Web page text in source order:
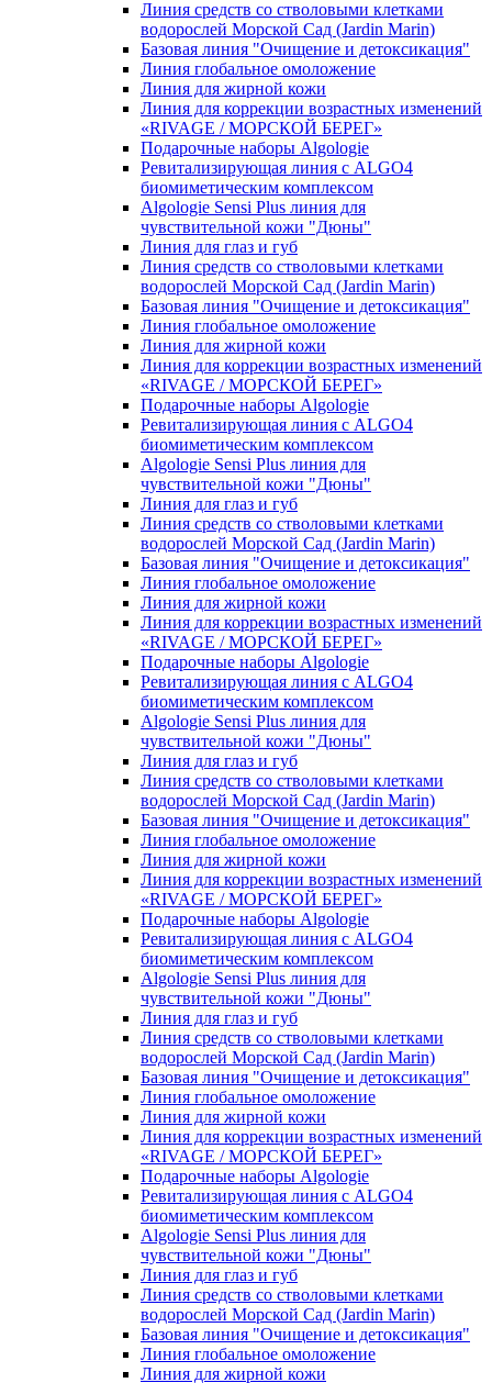
Линия средств со стволовыми клетками
водорослей Морской Сад (Jardin Marin)
Базовая линия "Очищение и детоксикация"
Линия глобальное омоложение
Линия для жирной кожи
Линия для коррекции возрастных изменений
«RIVAGE / МОРСКОЙ БЕРЕГ»
Подарочные наборы Algologie
Ревитализирующая линия с ALGO4
биомиметическим комплексом
Algologie Sensi Plus линия для
чувcтвительной кожи "Дюны"
Линия для глаз и губ
Линия средств со стволовыми клетками
водорослей Морской Сад (Jardin Marin)
Базовая линия "Очищение и детоксикация"
Линия глобальное омоложение
Линия для жирной кожи
Линия для коррекции возрастных изменений
«RIVAGE / МОРСКОЙ БЕРЕГ»
Подарочные наборы Algologie
Ревитализирующая линия с ALGO4
биомиметическим комплексом
Algologie Sensi Plus линия для
чувcтвительной кожи "Дюны"
Линия для глаз и губ
Линия средств со стволовыми клетками
водорослей Морской Сад (Jardin Marin)
Базовая линия "Очищение и детоксикация"
Линия глобальное омоложение
Линия для жирной кожи
Линия для коррекции возрастных изменений
«RIVAGE / МОРСКОЙ БЕРЕГ»
Подарочные наборы Algologie
Ревитализирующая линия с ALGO4
биомиметическим комплексом
Algologie Sensi Plus линия для
чувcтвительной кожи "Дюны"
Линия для глаз и губ
Линия средств со стволовыми клетками
водорослей Морской Сад (Jardin Marin)
Базовая линия "Очищение и детоксикация"
Линия глобальное омоложение
Линия для жирной кожи
Линия для коррекции возрастных изменений
«RIVAGE / МОРСКОЙ БЕРЕГ»
Подарочные наборы Algologie
Ревитализирующая линия с ALGO4
биомиметическим комплексом
Algologie Sensi Plus линия для
чувcтвительной кожи "Дюны"
Линия для глаз и губ
Линия средств со стволовыми клетками
водорослей Морской Сад (Jardin Marin)
Базовая линия "Очищение и детоксикация"
Линия глобальное омоложение
Линия для жирной кожи
Линия для коррекции возрастных изменений
«RIVAGE / МОРСКОЙ БЕРЕГ»
Подарочные наборы Algologie
Ревитализирующая линия с ALGO4
биомиметическим комплексом
Algologie Sensi Plus линия для
чувcтвительной кожи "Дюны"
Линия для глаз и губ
Линия средств со стволовыми клетками
водорослей Морской Сад (Jardin Marin)
Базовая линия "Очищение и детоксикация"
Линия глобальное омоложение
Линия для жирной кожи